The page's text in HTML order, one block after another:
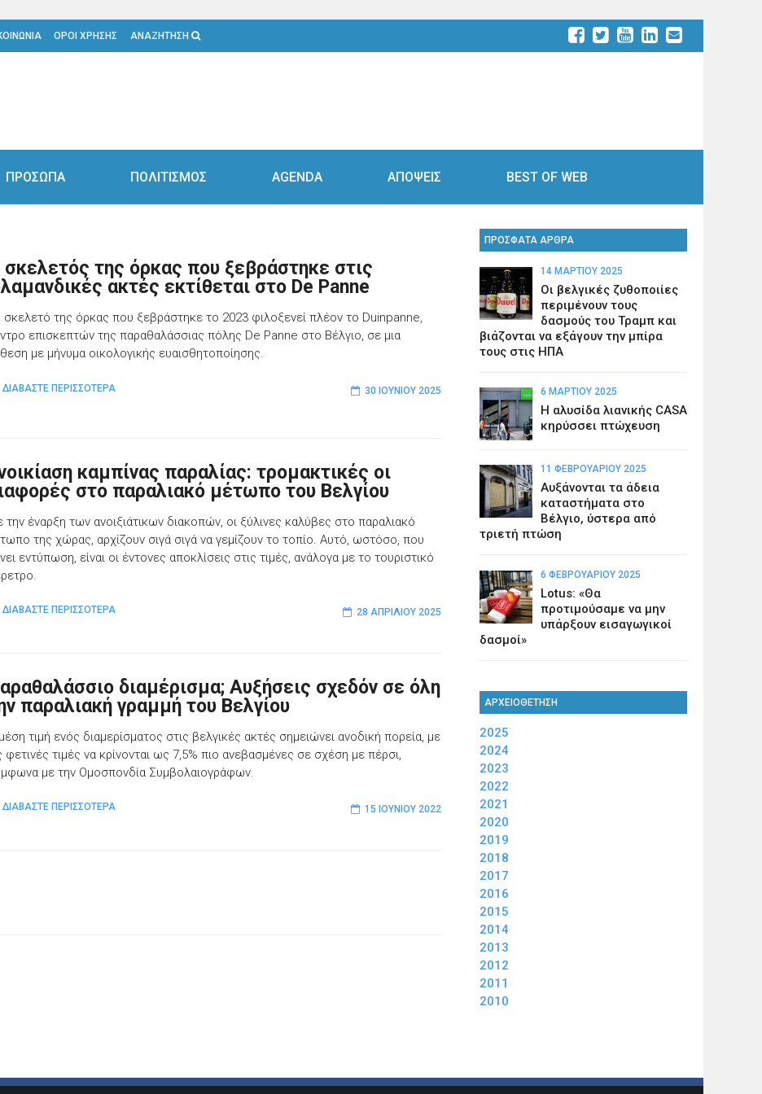
ΟΡΟΙ ΧΡΗΣΗΣ ΑΝΑΖΗΤΗΣΗ
ΠΡΟΣΩΠΑ ΠΟΛΙΤΙΣΜΟΣ AGENDA ΑΠΟΨΕΙΣ BEST OF WEB
της όρκας που ξεβράστηκε στις
ακτές εκτίθεται στο De Panne
σκελετό της όρκας που ξεβράστηκε το 2023 φιλοξενεί πλέον το Duinpanne,
επισκεπτών της παραθαλάσσιας πόλης De Panne στο Βέλγιο, σε μια
με μήνυμα οικολογικής ευαισθητοποίησης.
ΔΙΑΒΑΣΤΕ ΠΕΡΙΣΣΟΤΕΡΑ 30 ΙΟΥΝΊΟΥ 2025
καμπίνας παραλίας: τρομακτικές οι
στο παραλιακό μέτωπο του Βελγίου
την έναρξη των ανοιξιάτικων διακοπών, οι ξύλινες καλύβες στο παραλιακό
της χώρας, αρχίζουν σιγά σιγά να γεμίζουν το τοπίο. Αυτό, ωστόσο, που
εντύπωση, είναι οι έντονες αποκλίσεις στις τιμές, ανάλογα με το τουριστικό
ΔΙΑΒΑΣΤΕ ΠΕΡΙΣΣΟΤΕΡΑ 28 ΑΠΡΙΛΊΟΥ 2025
διαμέρισμα; Αυξήσεις σχεδόν σε όλη
παραλιακή γραμμή του Βελγίου
τιμή ενός διαμερίσματος στις βελγικές ακτές σημειώνει ανοδική πορεία, με
φετινές τιμές να κρίνονται ως 7,5% πιο ανεβασμένες σε σχέση με πέρσι,
με την Ομοσπονδία Συμβολαιογράφων.
ΔΙΑΒΑΣΤΕ ΠΕΡΙΣΣΟΤΕΡΑ 15 ΙΟΥΝΊΟΥ 2022
ΠΡΟΣΦΑΤΑ ΑΡΘΡΑ
14 ΜΑΡΤΊΟΥ 2025
Οι βελγικές ζυθοποιίες
περιμένουν τους
δασμούς του Τραμπ και
βιάζονται να εξάγουν την μπίρα
τους στις ΗΠΑ
6 ΜΑΡΤΊΟΥ 2025
Η αλυσίδα λιανικής CASA
κηρύσσει πτώχευση
11 ΦΕΒΡΟΥΑΡΊΟΥ 2025
Αυξάνονται τα άδεια
καταστήματα στο
Βέλγιο, ύστερα από
τριετή πτώση
6 ΦΕΒΡΟΥΑΡΊΟΥ 2025
Lotus: «Θα
προτιμούσαμε να μην
υπάρξουν εισαγωγικοί
δασμοί»
ΑΡΧΕΙΟΘΕΤΗΣΗ
2025
2024
2023
2022
2021
2020
2019
2018
2017
2016
2015
2014
2013
2012
2011
2010